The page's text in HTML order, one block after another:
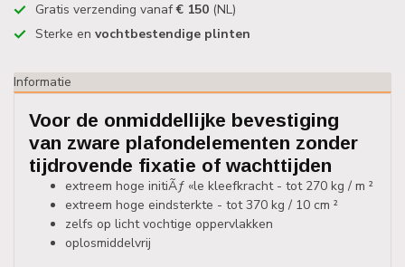
Gratis verzending vanaf€ 150 (NL)
Sterke en vochtbestendige plinten
Informatie
Voor de onmiddellijke bevestiging
van zware plafondelementen zonder
tijdrovende fixatie of wachttijden
extreem hoge initiÃƒ «le kleefkracht - tot 270 kg / m ²
extreem hoge eindsterkte - tot 370 kg / 10 cm ²
zelfs op licht vochtige oppervlakken
oplosmiddelvrij